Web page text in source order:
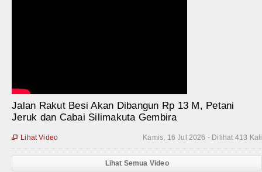
Jalan Rakut Besi Akan Dibangun Rp 13 M, Petani
Jeruk dan Cabai Silimakuta Gembira
Kamis, 16 Jul 2026 - Dilihat 413 Kali
 Lihat Video
Lihat Semua Video